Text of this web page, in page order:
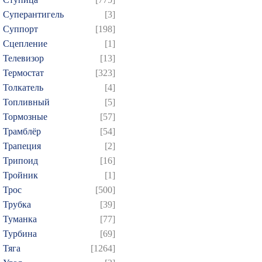
Суперантигель
[3]
Суппорт
[198]
Сцепление
[1]
Телевизор
[13]
Термостат
[323]
Толкатель
[4]
Топливный
[5]
Тормозные
[57]
Трамблёр
[54]
Трапеция
[2]
Трипоид
[16]
Тройник
[1]
Трос
[500]
Трубка
[39]
Туманка
[77]
Турбина
[69]
Тяга
[1264]